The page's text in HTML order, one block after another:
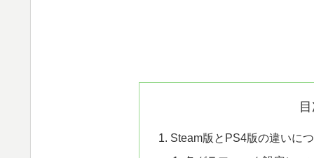
Steam版とPS4版の違いに